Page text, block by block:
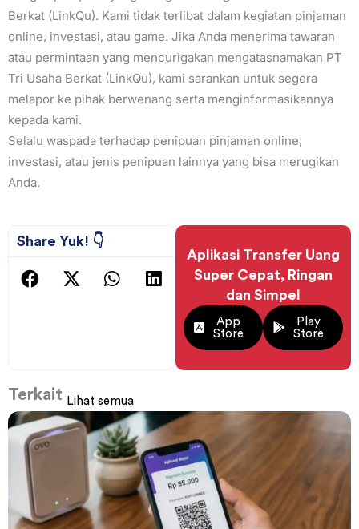
Berkat (LinkQu). Kami tidak terlibat dalam kegiatan pinjaman
online, investasi, atau game. Jika Anda menerima tawaran
atau permintaan yang mencurigakan mengatasnamakan PT
Tri Usaha Berkat (LinkQu), kami sarankan untuk segera
melapor ke pihak berwenang serta menginformasikannya
kepada kami.
Selalu waspada terhadap penipuan pinjaman online,
investasi, atau jenis penipuan lainnya yang bisa merugikan
Anda.
Share Yuk! 👇
Aplikasi Transfer Uang
Super Cepat, Ringan
dan Simpel
App
Store
Play
Store
Terkait Lihat semua